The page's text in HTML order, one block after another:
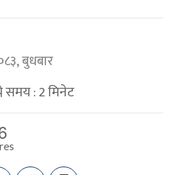
बुधबार
समय :2मिनेट